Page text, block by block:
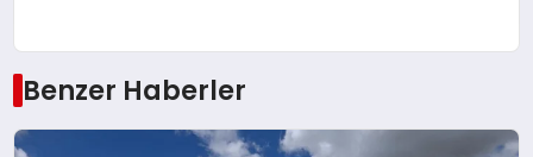
Benzer Haberler